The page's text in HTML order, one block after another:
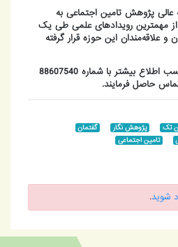
پژوهش تامین اجتماعی به
مهمترین رویدادهای علمی طی یک
علاقه‌مندان این حوزه قرار گرفته
علاقه‌مندان می‌توانند جهت کسب اطلاع بیشتر با شماره 88607540
حاصل فرمایند.
تک پژوهش نگار
گفتمان
تامین اجتماعی
شوید.